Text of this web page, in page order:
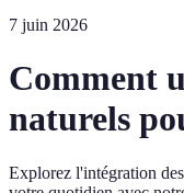
7 juin 2026
Comment
naturels
Explorez l'intégration